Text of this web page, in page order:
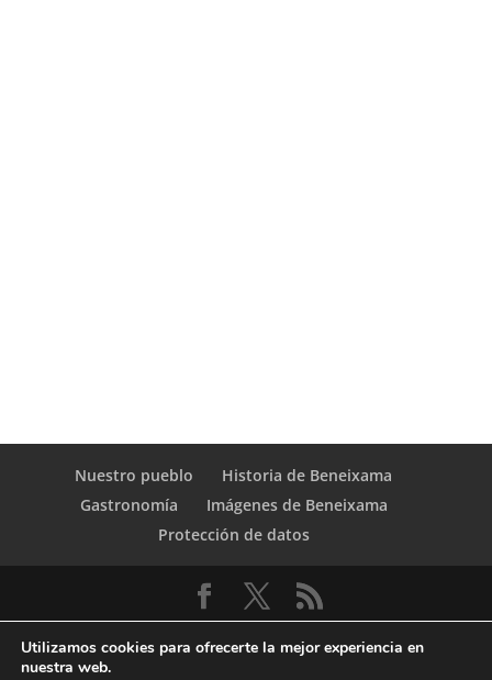
Nuestro pueblo
Historia de Beneixama
Gastronomía
Imágenes de Beneixama
Protección de datos
Utilizamos cookies para ofrecerte la mejor experiencia en
nuestra web.